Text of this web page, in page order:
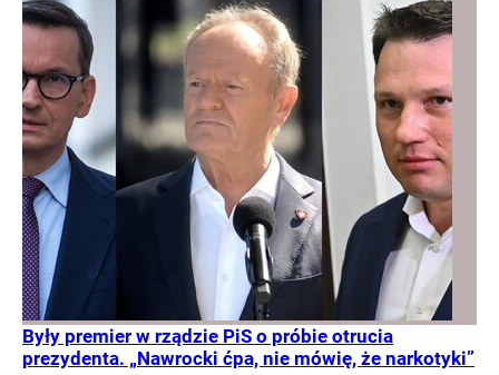
Były premier w rządzie PiS o próbie otrucia
prezydenta. „Nawrocki ćpa, nie mówię, że narkotyki”